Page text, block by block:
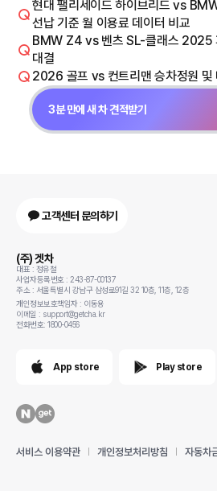
현대 팰리세이드 하이브리드 vs
선납 기준 월 이용료 데이터 비교
BMW Z4 vs 벤츠 SL-클래스 2025
대결
2026 골프 vs 컨트리맨 승차정원 및
3분 만에 새 차 견적받기
고객센터 문의하기
(주) 겟차
대표 : 정유철
사업자등록번호 : 243-87-00137
주소 : 서울특별시 강남구 삼성로91길 32 10층, 11층, 12층
개인정보보호책임자 : 이동용
이메일 : support@getcha.kr
전화번호: 1800-0456
App store Play store
서비스 이용약관 개인정보처리방침 자동차